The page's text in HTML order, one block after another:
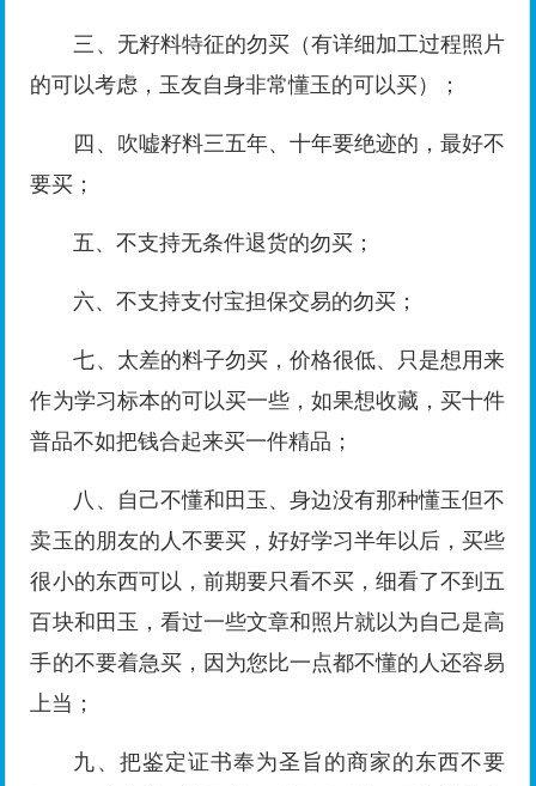
三、无籽料特征的勿买（有详细加工过程照片
的可以考虑，玉友自身非常懂玉的可以买）；
四、吹嘘籽料三五年、十年要绝迹的，最好不
要买；
五、不支持无条件退货的勿买；
六、不支持支付宝担保交易的勿买；
七、太差的料子勿买，价格很低、只是想用来
作为学习标本的可以买一些，如果想收藏，买十件
普品不如把钱合起来买一件精品；
八、自己不懂和田玉、身边没有那种懂玉但不
卖玉的朋友的人不要买，好好学习半年以后，买些
很小的东西可以，前期要只看不买，细看了不到五
百块和田玉，看过一些文章和照片就以为自己是高
手的不要着急买，因为您比一点都不懂的人还容易
上当；
九、把鉴定证书奉为圣旨的商家的东西不要